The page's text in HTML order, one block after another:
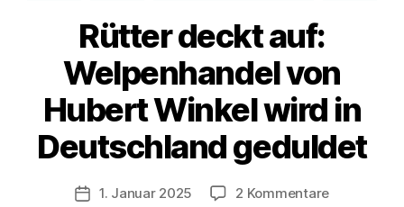
Rütter deckt auf:
Welpenhandel von
Hubert Winkel wird in
Deutschland geduldet
Veröffentlichungsdatum
1. Januar 2025 2 Kommentarezu